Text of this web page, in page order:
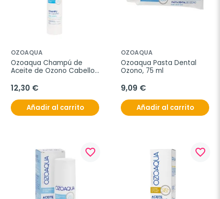
OZOAQUA
Ozoaqua Champú de
Aceite de Ozono Cabello
12,30 €
Añadir al carrito
OZOAQUA
Ozoaqua Pasta Dental
Ozono, 75 ml
9,09 €
Añadir al carrito
favorite_border favorite_border